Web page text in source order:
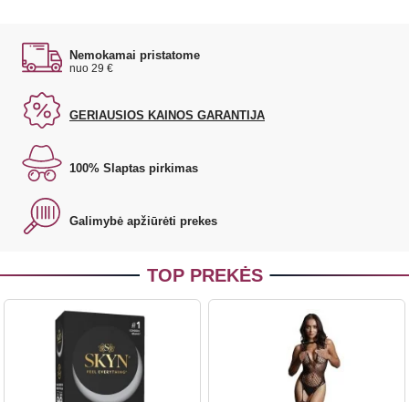
Nemokamai pristatome
nuo 29 €
GERIAUSIOS KAINOS GARANTIJA
100% Slaptas pirkimas
Galimybė apžiūrėti prekes
TOP PREKĖS